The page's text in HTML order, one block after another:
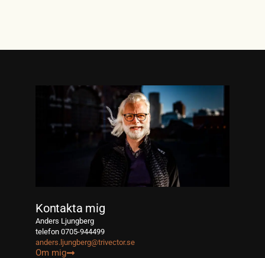
Kontakta mig
Anders Ljungberg
telefon 0705-944499
anders.ljungberg@trivector.se
Om mig